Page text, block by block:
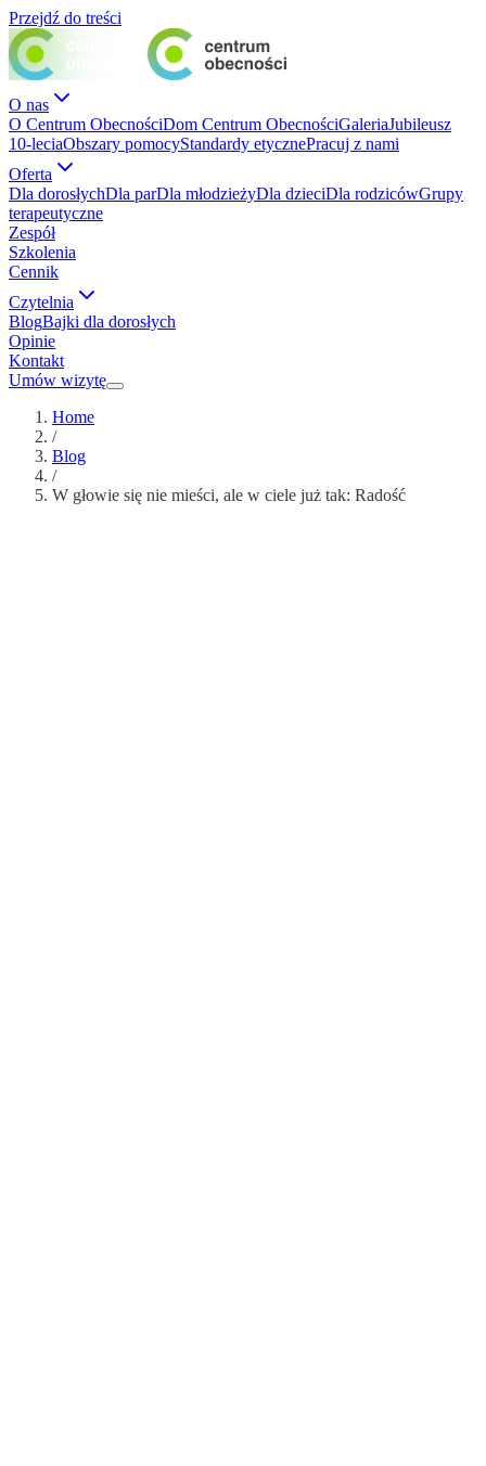
Przejdź do treści
O nas
O Centrum ObecnościDom Centrum ObecnościGaleriaJubileusz
10-leciaObszary pomocyStandardy etycznePracuj z nami
Oferta
Dla dorosłychDla parDla młodzieżyDla dzieciDla rodzicówGrupy
terapeutyczne
Zespół
Szkolenia
Cennik
Czytelnia
BlogBajki dla dorosłych
Opinie
Kontakt
Umów wizytę
Home
/
Blog
/
W głowie się nie mieści, ale w ciele już tak: Radość